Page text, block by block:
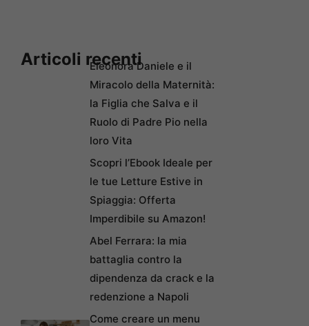
Articoli recentiEleonora Daniele e il
Miracolo della Maternità:
la Figlia che Salva e il
Ruolo di Padre Pio nella
loro Vita
Scopri l’Ebook Ideale per
le tue Letture Estive in
Spiaggia: Offerta
Imperdibile su Amazon!
Abel Ferrara: la mia
battaglia contro la
dipendenza da crack e la
redenzione a Napoli
Come creare un menu